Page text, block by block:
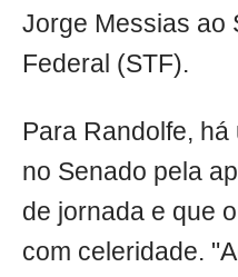
Jorge Messias ao
Federal (STF).
Para Randolfe,
no Senado pela
de jornada e que
com celeridade.